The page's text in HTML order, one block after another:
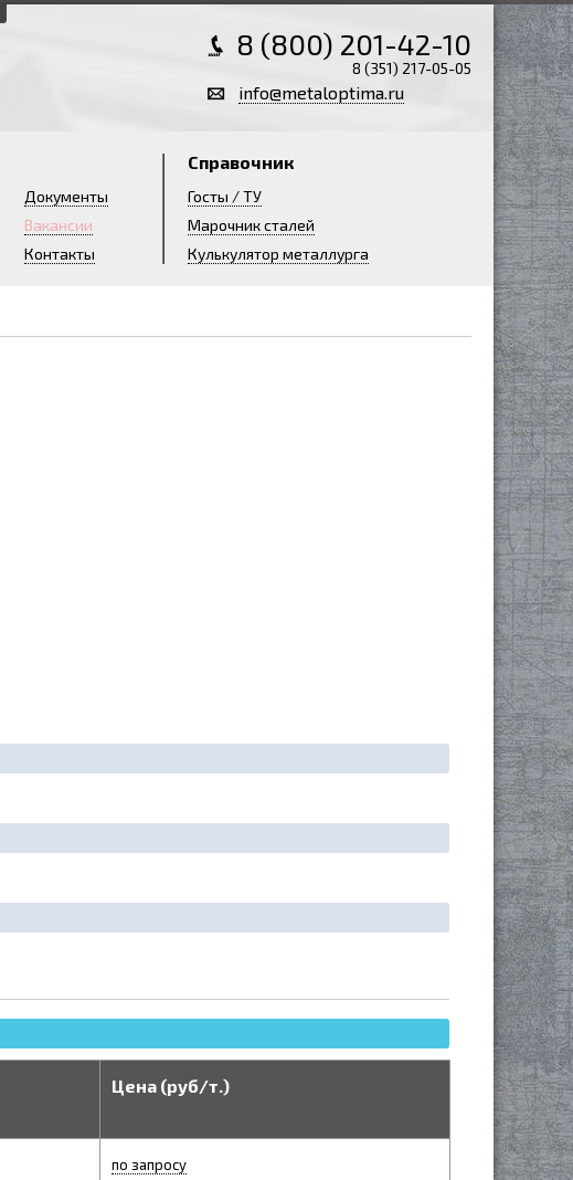
8 (800) 201-42-10
8 (351) 217-05-05
info@metaloptima.ru
Документы
Вакансии
Контакты
Справочник
Госты / ТУ
Марочник сталей
Кулькулятор металлурга
Цена (руб/т.)
по запросу